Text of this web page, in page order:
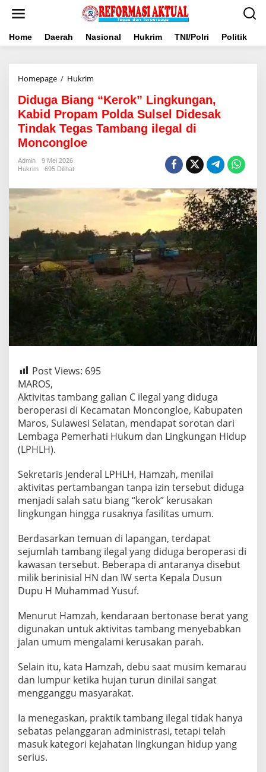
Home Daerah Nasional Hukrim TNI/Polri Politik
Homepage / Hukrim
“Kerok”
Lingkungan,
Kabid
Propam
Tambang
Moncongloe
Diduga Biang “Kerok” Lingkungan,
Kabid Propam Polda Sulsel Didesak
Tindak Tegas Tambang ilegal di
Moncongloe
Admin
9 Mei 2026
Hukrim
695 Dilihat
Post Views: 695
MAROS,
Aktivitas tambang galian C ilegal yang diduga
beroperasi di Kecamatan Moncongloe, Kabupaten
Maros, Sulawesi Selatan, mendapat sorotan dari
Lembaga Pemerhati Hukum dan Lingkungan Hidup
(LPHLH).
Sekretaris Jenderal LPHLH, Hamzah, menilai
aktivitas pertambangan tanpa izin tersebut diduga
menjadi salah satu biang “kerok” kerusakan
lingkungan hingga rusaknya fasilitas umum.
Berdasarkan temuan di lapangan, terdapat
sejumlah tambang ilegal yang diduga beroperasi di
kawasan tersebut. Beberapa di antaranya disebut
milik berinisial HN dan IW serta Kepala Dusun
Dupu H Muhammad Yusuf.
Menurut Hamzah, kendaraan bertonase berat yang
digunakan untuk aktivitas tambang menyebabkan
jalan umum mengalami kerusakan parah.
Selain itu, kata Hamzah, debu saat musim kemarau
dan lumpur ketika hujan turun dinilai sangat
mengganggu masyarakat.
Ia menegaskan, praktik tambang ilegal tidak hanya
sebatas pelanggaran administrasi, tetapi telah
masuk kategori kejahatan lingkungan hidup yang
serius.